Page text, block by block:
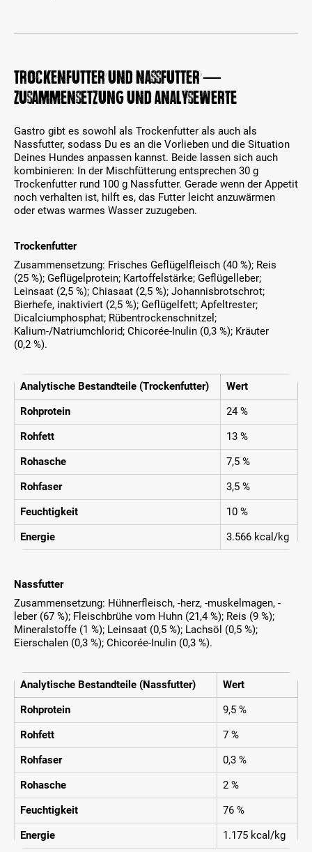
Trockenfutter und Nassfutter —
Zusammensetzung und Analysewerte
Gastro gibt es sowohl als Trockenfutter als auch als
Nassfutter, sodass Du es an die Vorlieben und die Situation
Deines Hundes anpassen kannst. Beide lassen sich auch
kombinieren: In der Mischfütterung entsprechen 30 g
Trockenfutter rund 100 g Nassfutter. Gerade wenn der Appetit
noch verhalten ist, hilft es, das Futter leicht anzuwärmen
oder etwas warmes Wasser zuzugeben.
Trockenfutter
Zusammensetzung: Frisches Geflügelfleisch (40 %); Reis
(25 %); Geflügelprotein; Kartoffelstärke; Geflügelleber;
Leinsaat (2,5 %); Chiasaat (2,5 %); Johannisbrotschrot;
Bierhefe, inaktiviert (2,5 %); Geflügelfett; Apfeltrester;
Dicalciumphosphat; Rübentrockenschnitzel;
Kalium-/Natriumchlorid; Chicorée-Inulin (0,3 %); Kräuter
(0,2 %).
Analytische Bestandteile (Trockenfutter)
Wert
Rohprotein
24 %
Rohfett
13 %
Rohasche
7,5 %
Rohfaser
3,5 %
Feuchtigkeit
10 %
Energie
3.566 kcal/kg
Nassfutter
Zusammensetzung: Hühnerfleisch, -herz, -muskelmagen, -
leber (67 %); Fleischbrühe vom Huhn (21,4 %); Reis (9 %);
Mineralstoffe (1 %); Leinsaat (0,5 %); Lachsöl (0,5 %);
Eierschalen (0,3 %); Chicorée-Inulin (0,3 %).
Analytische Bestandteile (Nassfutter)
Wert
Rohprotein
9,5 %
Rohfett
7 %
Rohfaser
0,3 %
Rohasche
2 %
Feuchtigkeit
76 %
Energie
1.175 kcal/kg